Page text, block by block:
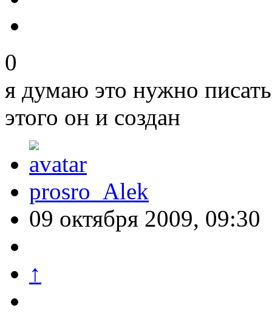
0
я думаю это нужно
этого он и создан
prosro_Alek
09 октября 2009, 09:30
↑